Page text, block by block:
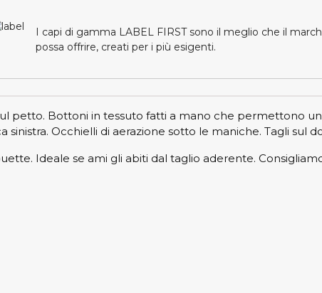
I capi di gamma LABEL FIRST sono il meglio che il
possa offrire, creati per i più esigenti.
petto. Bottoni in tessuto fatti a mano che permettono
sinistra. Occhielli di aerazione sotto le maniche. Tagli sul
Ideale se ami gli abiti dal taglio aderente.